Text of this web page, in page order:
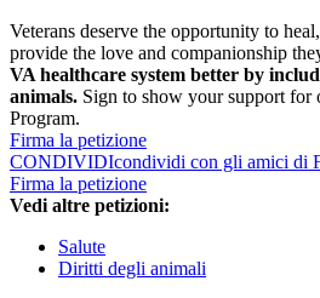
Veterans deserve the opportunity to
provide the love and companionship
VA healthcare system better by
animals. Sign to show your support
Program.
Firma la petizione
CONDIVIDIcondividi con gli amici di
Firma la petizione
Vedi altre petizioni:
Salute
Diritti degli animali